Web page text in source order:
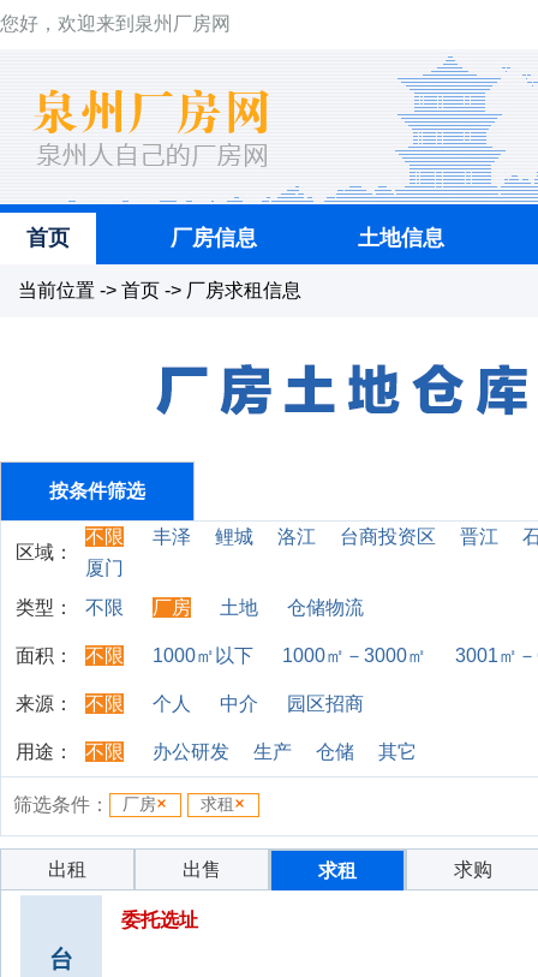
您好，欢迎来到泉州厂房网
首页 厂房信息 土地信息
当前位置 -> 首页 -> 厂房求租信息
按条件筛选
区域：
不限 丰泽 鲤城 洛江 台商投资区 晋江
厦门
类型：
不限 厂房 土地 仓储物流
面积： 不限 1000㎡以下 1000㎡－3000㎡ 3001㎡
来源： 不限 个人 中介 园区招商
用途： 不限 办公研发 生产 仓储 其它
筛选条件： 厂房 求租
出租 出售 求租 求购
台
委托选址